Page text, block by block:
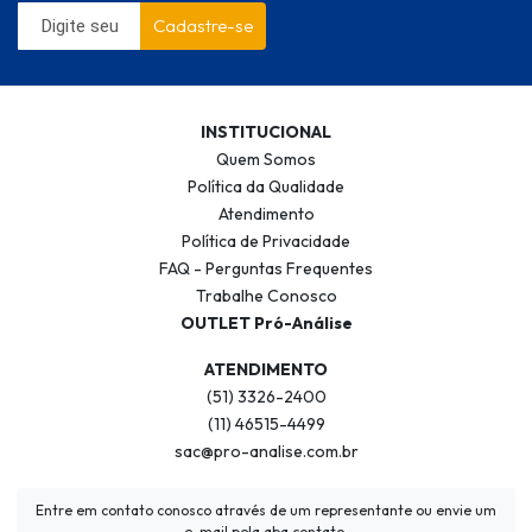
Cadastre-se
INSTITUCIONAL
Quem Somos
Política da Qualidade
Atendimento
Política de Privacidade
FAQ - Perguntas Frequentes
Trabalhe Conosco
OUTLET Pró-Análise
ATENDIMENTO
(51) 3326-2400
(11) 46515-4499
sac@pro-analise.com.br
Entre em contato conosco através de um representante ou envie um